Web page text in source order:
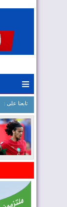
≡
: تابعنا على